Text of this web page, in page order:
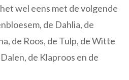
wel eens met de volgende
de Dahlia, de
de Roos, de Tulp, de Witte
de Klaproos en de